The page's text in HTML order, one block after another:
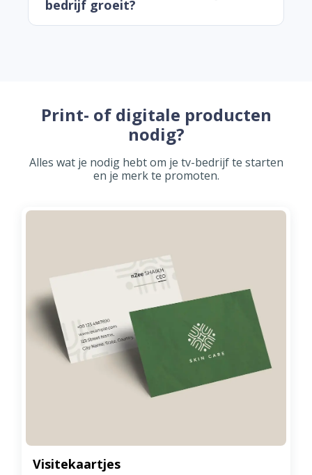
bedrijf groeit?
Print- of digitale producten
nodig?
Alles wat je nodig hebt om je tv-bedrijf te starten
en je merk te promoten.
Visitekaartjes